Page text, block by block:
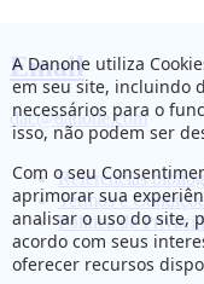
Email
dac@danone.com
Referências
Termos e
Política de
A Danone utiliza
em seu site, incluindo
necessários para o
isso, não podem ser
Com o seu
aprimorar sua
analisar o uso do site,
acordo com seus
oferecer recursos